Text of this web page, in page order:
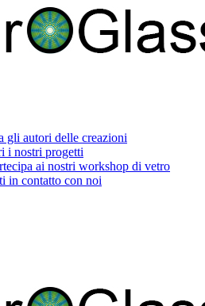
gli autori delle creazioni
i nostri progetti
ai nostri workshop di vetro
in contatto con noi